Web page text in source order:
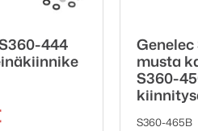
444
musta
S360-
S360-465B